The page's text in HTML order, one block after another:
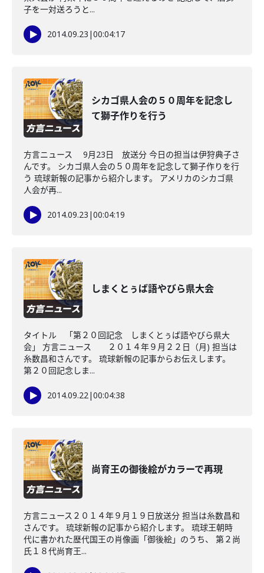
子を一対送ろうと...
2014.09.23 |00:04:17
シカゴ県人会の５０周年を記念し
て獅子作りを行う
方言ニュース 9月23日 放送分 今日の担当は伊狩典子さ
んです。 シカゴ県人会の５０周年を記念して獅子作りを行
う 琉球新報の記事から紹介します。 アメリカのシカゴ県
人会が再...
2014.09.23 |00:04:19
しまくとぅば語やびら県大会
タイトル 「第２０回記念 しまくとぅば語やびら県大
会」 方言ニュース ２０１４年９月２２日（月) 担当は
糸数昌和さんです。 琉球新報の記事からお伝えします。
第２０回記念しま...
2014.09.22|00:04:38
尚育王の御後絵がカラーで再現
方言ニュース２０１４年９月１９日放送分 担当は糸数昌和
さんです。 琉球新報の記事から紹介します。 琉球王朝時
代に書かれた歴代国王の肖像画「御後絵」のうち、 第２尚
氏１８代尚育王...